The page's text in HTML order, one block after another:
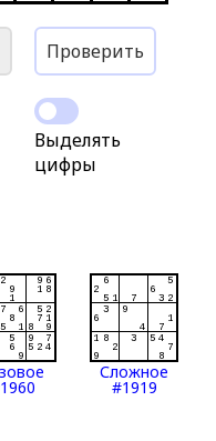
Проверить
Выделять
цифры
Сложное
#1919